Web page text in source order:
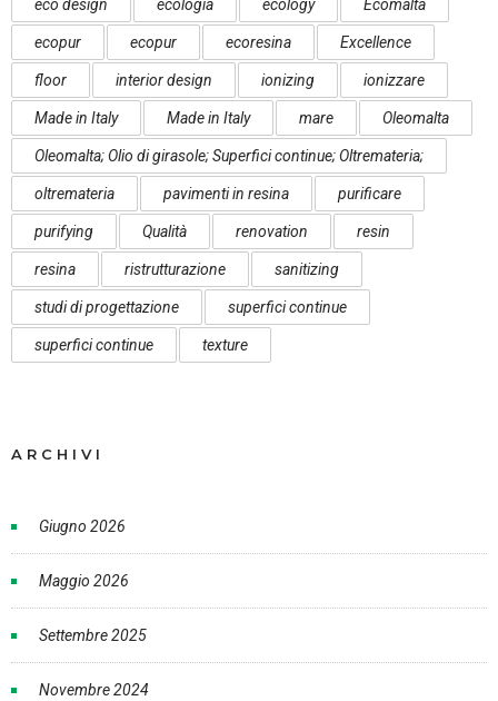
eco design ecologia ecology Ecomalta
ecopur ecopur ecoresina Excellence
floor interior design ionizing ionizzare
Made in Italy Made in Italy mare Oleomalta
Oleomalta; Olio di girasole; Superfici continue; Oltremateria;
oltremateria pavimenti in resina purificare
purifying Qualità renovation resin
resina ristrutturazione sanitizing
studi di progettazione superfici continue
superfici continue texture
ARCHIVI
Giugno 2026
Maggio 2026
Settembre 2025
Novembre 2024